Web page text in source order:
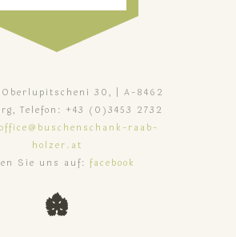
Oberlupitscheni 30, | A-8462
Telefon: +43 (0)3453 2732
office@buschenschank-raab-
holzer.at
Sie uns auf: facebook